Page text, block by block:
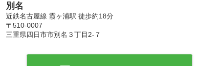
別名
近鉄名古屋線 霞ヶ浦駅 徒歩約18分
〒510-0007
三重県四日市市別名３丁目2-７